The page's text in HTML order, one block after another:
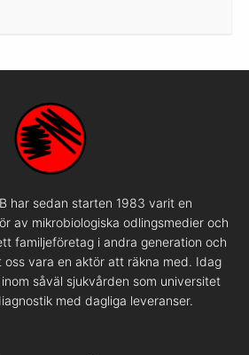
har sedan starten 1983 varit en
av mikrobiologiska odlingsmedier och
familjeföretag i andra generation och
oss vara en aktör att räkna med. Idag
såväl sjukvården som universitet
med dagliga leveranser.